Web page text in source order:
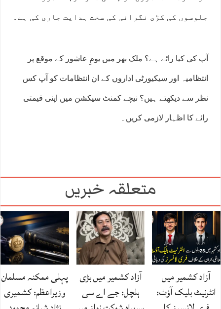
جلوسوں کی کڑی نگرانی کی سخت ہدایت جاری کی ہے۔
آپ کی کیا رائے ہے؟ ملک بھر میں یومِ عاشور کے موقع پر
انتظامیہ اور سیکیورٹی اداروں کے ان انتظامات کو آپ کس
نظر سے دیکھتے ہیں؟ نیچے کمنٹ سیکشن میں اپنی قیمتی
رائے کا اظہار لازمی کریں۔
متعلقہ خبریں
آزاد کشمیر میں
انٹرنیٹ بلیک آؤٹ:
آزاد کشمیر میں بڑی
ہلچل: جے اے سی
پہلی ممکنہ مسلمان
وزیراعظم: کشمیری